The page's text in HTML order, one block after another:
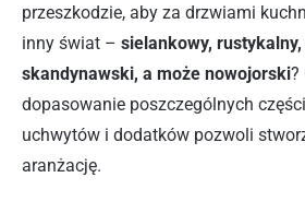
przeszkodzie, aby za drzwiami
inny świat – sielankowy,
skandynawski, a może nowojorski?
dopasowanie poszczególnych
uchwytów i dodatków pozwoli
aranżację.